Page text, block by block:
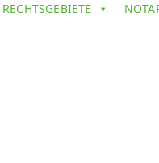
RECHTSGEBIETE